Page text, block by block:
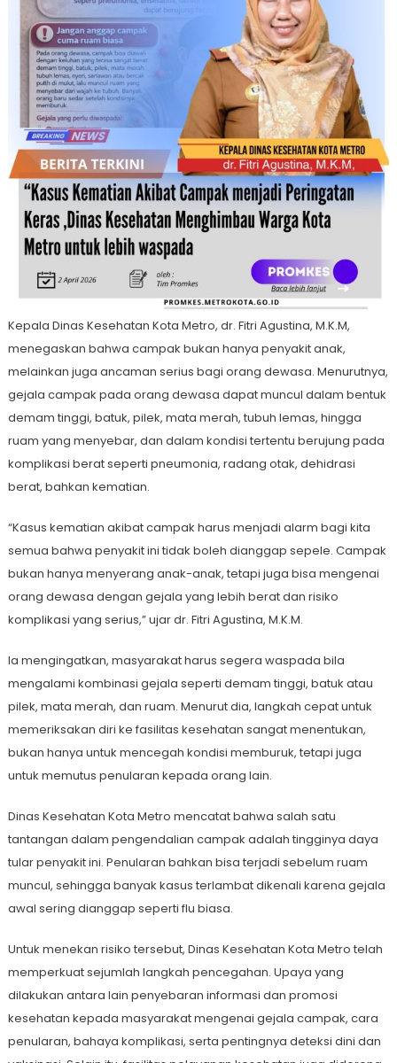
Kepala Dinas Kesehatan Kota Metro, dr. Fitri Agustina, M.K.M,
menegaskan bahwa campak bukan hanya penyakit anak,
melainkan juga ancaman serius bagi orang dewasa. Menurutnya,
gejala campak pada orang dewasa dapat muncul dalam bentuk
demam tinggi, batuk, pilek, mata merah, tubuh lemas, hingga
ruam yang menyebar, dan dalam kondisi tertentu berujung pada
komplikasi berat seperti pneumonia, radang otak, dehidrasi
berat, bahkan kematian.
“Kasus kematian akibat campak harus menjadi alarm bagi kita
semua bahwa penyakit ini tidak boleh dianggap sepele. Campak
bukan hanya menyerang anak-anak, tetapi juga bisa mengenai
orang dewasa dengan gejala yang lebih berat dan risiko
komplikasi yang serius,” ujar dr. Fitri Agustina, M.K.M.
Ia mengingatkan, masyarakat harus segera waspada bila
mengalami kombinasi gejala seperti demam tinggi, batuk atau
pilek, mata merah, dan ruam. Menurut dia, langkah cepat untuk
memeriksakan diri ke fasilitas kesehatan sangat menentukan,
bukan hanya untuk mencegah kondisi memburuk, tetapi juga
untuk memutus penularan kepada orang lain.
Dinas Kesehatan Kota Metro mencatat bahwa salah satu
tantangan dalam pengendalian campak adalah tingginya daya
tular penyakit ini. Penularan bahkan bisa terjadi sebelum ruam
muncul, sehingga banyak kasus terlambat dikenali karena gejala
awal sering dianggap seperti flu biasa.
Untuk menekan risiko tersebut, Dinas Kesehatan Kota Metro telah
memperkuat sejumlah langkah pencegahan. Upaya yang
dilakukan antara lain penyebaran informasi dan promosi
kesehatan kepada masyarakat mengenai gejala campak, cara
penularan, bahaya komplikasi, serta pentingnya deteksi dini dan